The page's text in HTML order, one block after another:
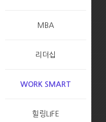
MBA
리더십
WORK SMART
힐링LIFE